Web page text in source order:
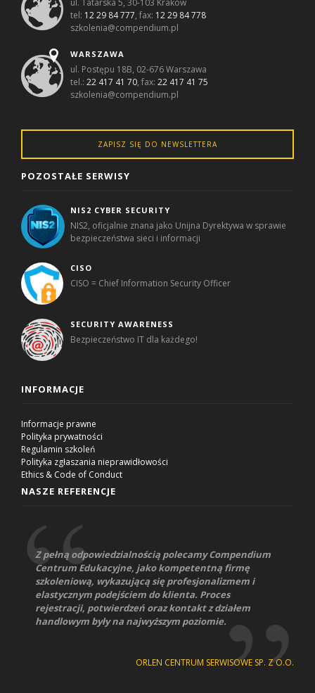
ul. Tatarska 5, 30-103 Kraków
tel: 12 29 84 777, fax: 12 29 84 778
szkolenia@compendium.pl
WARSZAWA
ul. Postępu 18B, 02-676 Warszawa
tel.:22 417 41 70, fax:22 417 41 75
szkolenia@compendium.pl
ZAPISZ SIĘ DO NEWSLETTERA
POZOSTAŁE SERWISY
NIS2 CYBER SECURITY
NIS2, oficjalnie znana jako Unijna Dyrektywa w sprawie
bezpieczeństwa sieci i informacji
CISO
CISO = Chief Information Security Officer
SECURITY AWARENESS
Bezpieczeństwo IT dla każdego!
INFORMACJE
Informacje prawne
Polityka prywatności
Regulamin szkoleń
Polityka zgłaszania nieprawidłowości
Ethics & Code of Conduct
NASZE REFERENCJE
Z pełną odpowiedzialnością polecamy Compendium
Centrum Edukacyjne, jako kompetentną firmę
szkoleniową, wykazującą się profesjonalizmem i
elastycznym podejściem do klienta. Proces
rejestracji, potwierdzeń oraz kontakt z działem
handlowym były na najwyższym poziomie.
ORLEN CENTRUM SERWISOWE SP. Z O.O.